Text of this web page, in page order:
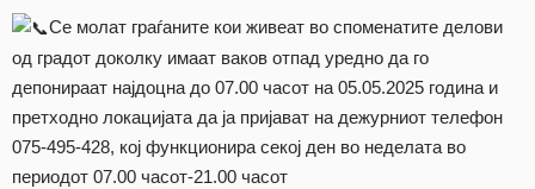
Се молат граѓаните кои живеат во споменатите делови
од градот доколку имаат ваков отпад уредно да го
депонираат најдоцна до 07.00 часот на 05.05.2025 година и
претходно локацијата да ја пријават на дежурниот телефон
075-495-428, кој функционира секој ден во неделата во
периодот 07.00 часот-21.00 часот